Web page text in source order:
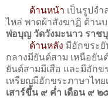
ด้านหน้า เป็นรูปจ
ไหล่ พาดผ้าสังฆาฏิ ด้าน
พ่อบุญ วัดวังมะนาว ราช
ด้านหลัง มีอักขระยั
กลางมียันต์สาม เหนือยัน
ยันต์สามมีเสือ และมีอักข
เหรียญมีอักขระภาษาไทย
เสาร์ขึ้น ๙ ค่ำ เดือน ๙ ๒